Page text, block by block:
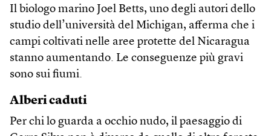
Il biologo marino Joel Betts, uno degli autori dello
studio dell’università del Michigan, afferma che i
campi coltivati nelle aree protette del Nicaragua
stanno aumentando. Le conseguenze più gravi
sono sui fiumi.
Alberi caduti
Per chi lo guarda a occhio nudo, il paesaggio di